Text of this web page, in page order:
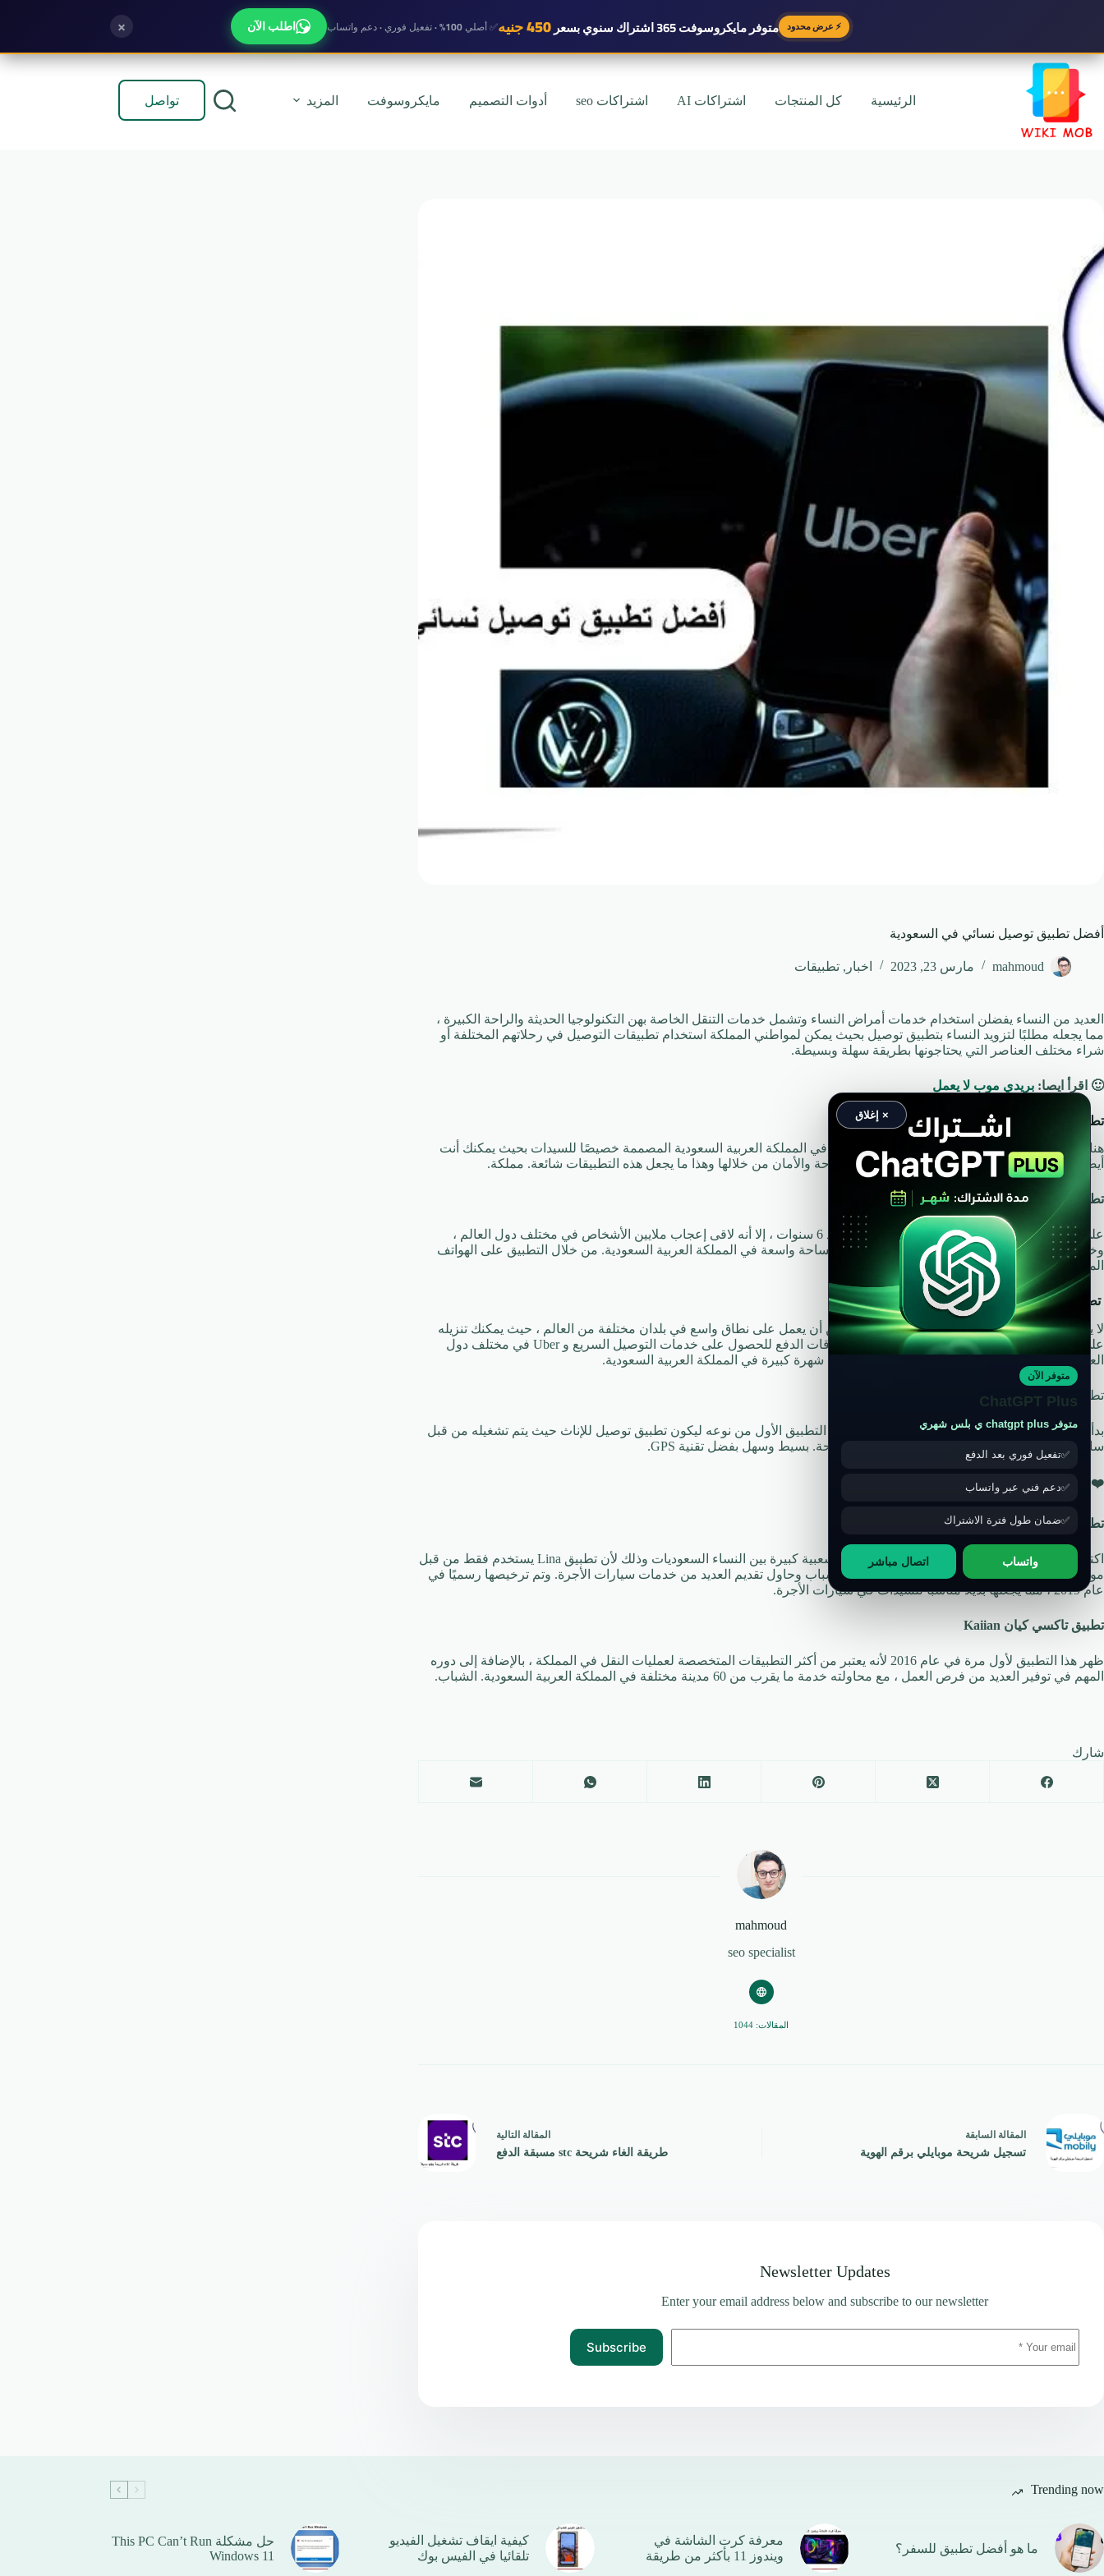
× ⚡ عرض محدود متوفرمايكروسوفت 365 اشتراك سنوي بسعر450 جنيه ✅ أصلي 100% · تفعيل فوري · دعم واتساب اطلب الآن
التجاوز
المحتوى
الرئيسية كل المنتجات اشتراكات AI اشتراكات seo أدوات التصميم مايكروسوفت المزيد تواصل
أفضل تطبيق توصيل نسائي في السعودية
mahmoud مارس 23, 2023 اخبار , تطبيقات
العديد من النساء يفضلن استخدام خدمات أمراض النساء وتشمل خدمات التنقل الخاصة بهن التكنولوجيا الحديثة والراحة الكبيرة ،
مما يجعله مطلبًا لتزويد النساء بتطبيق توصيل بحيث يمكن لمواطني المملكة استخدام تطبيقات التوصيل في رحلاتهم المختلفة أو
شراء مختلف العناصر التي يحتاجونها بطريقة سهلة وبسيطة.
🙂 اقرأ ايصا: بريدي موب لا يعمل
تطبيق توصيل سيارات الأجرة في السعودية
هناك العديد من التطبيقات الخاصة بتوصيل السيارات في المملكة العربية السعودية المصممة خصيصًا للسيدات بحيث يمكنك أنت
أيضًا الاستفادة بشكل كبير والحصول على الهيبة والراحة والأمان من خلالها وهذا ما يجعل هذه التطبيقات شائعة. مملكة.
تطبيق تاكسي Careem
على الرغم من أن تطبيق كريم [1] ظهر لأول مرة منذ 6 سنوات ، إلا أنه لاقى إعجاب ملايين الأشخاص في مختلف دول العالم ،
وخاصة في الدول العربية ، وسمح له بالانتشار على مساحة واسعة في المملكة العربية السعودية. من خلال التطبيق على الهواتف
المحمولة المجهزة بنظام أندرويد.
تطبيق تاكسي اوبر Uber
لا يختلف تطبيق Uber taxi كثيرًا عن Careem لأنه يمكن أن يعمل على نطاق واسع في بلدان مختلفة من العالم ، حيث يمكنك تنزيله
على هاتف Android وإدخال المعلومات باستخدام بطاقات الدفع للحصول على خدمات التوصيل السريع و Uber في مختلف دول
العالم وخاصة السعودية هي التي سمحت له باكتساب شهرة كبيرة في المملكة العربية السعودية.
تطبيق تاكسي سائقتي SAEQTY
بدأ العمل على هذا التطبيق في عام 2018 ، مما يجعله التطبيق الأول من نوعه ليكون تطبيق توصيل للإناث حيث يتم تشغيله من قبل
سائقات ذوات خبرة ويوفر خيارًا لاختيار السيارة المتاحة. بسيط وسهل بفضل تقنية GPS.
❤️ قد يهمك:تطبيقات تسوق اون لاين في السعودية
تطبيق لينا
اكتسب تطبيق Lina لخدمات النقل وسيارات الأجرة شعبية كبيرة بين النساء السعوديات وذلك لأن تطبيق Lina يستخدم فقط من قبل
مواطني المملكة حيث بدأ بفكرة بين مجموعة من الشباب وحاول تقديم العديد من خدمات سيارات الأجرة. وتم ترخيصها رسميًا في
عام 2019 ، مما يجعلها بديلاً مناسبًا للسيدات في سيارات الأجرة.
تطبيق تاكسي كيان Kaiian
ظهر هذا التطبيق لأول مرة في عام 2016 لأنه يعتبر من أكثر التطبيقات المتخصصة لعمليات النقل في المملكة ، بالإضافة إلى دوره
المهم في توفير العديد من فرص العمل ، مع محاولته خدمة ما يقرب من 60 مدينة مختلفة في المملكة العربية السعودية. الشباب.
شارك
mahmoud
seo specialist
المقالات: 1044
المقالة السابقة
تسجيل شريحة موبايلي برقم الهوية
المقالة التالية
طريقة الغاء شريحة stc مسبقة الدفع
Newsletter Updates
Enter your email address below and subscribe to our newsletter
Subscribe
Trending now
ما هو أفضل تطبيق للسفر؟
معرفة كرت الشاشة في
ويندوز 11 بأكثر من طريقة
كيفية ايقاف تشغيل الفيديو
تلقائيا في الفيس بوك
حل مشكلة This PC Can’t Run
Windows 11
× إغلاق
متوفر الآن
ChatGPT Plus
متوفر chatgpt plus ي بلس شهري
تفعيل فوري بعد الدفع
دعم فني عبر واتساب
ضمان طول فترة الاشتراك
واتساب اتصال مباشر